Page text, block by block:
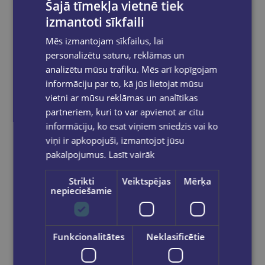
Discount on full price items. Discounts cannot
be combined!
Orders are processed on weekdays from
10:00 to 18:00.
Free deliveryto OMNIVA parcel machines in
Latviafor orders over €40.00.
Free delivery to any GLOBUSS bookstore
within 2-5 working days.
Share on social networks:
Šajā tīmekļa vietnē tiek
izmantoti sīkfaili
Mēs izmantojam sīkfailus, lai
personalizētu saturu, reklāmas un
analizētu mūsu trafiku. Mēs arī kopīgojam
informāciju par to, kā jūs lietojat mūsu
vietni ar mūsu reklāmas un analītikas
partneriem, kuri to var apvienot ar citu
informāciju, ko esat viņiem sniedzis vai ko
viņi ir apkopojuši, izmantojot jūsu
pakalpojumus. Lasīt vairāk
Strikti
nepieciešamie
Veiktspējas Mērķa
Funkcionalitātes Neklasificētie